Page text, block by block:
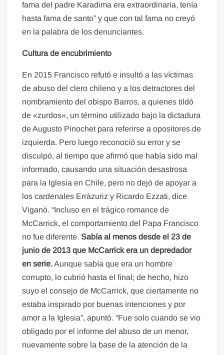
fama del padre Karadima era extraordinaria, tenía
hasta fama de santo” y que con tal fama no creyó
en la palabra de los denunciantes.
Cultura de encubrimiento
En 2015 Francisco refutó e insultó a las víctimas
de abuso del clero chileno y a los detractores del
nombramiento del obispo Barros, a quienes tildó
de «zurdos», un término utilizado bajo la dictadura
de Augusto Pinochet para referirse a opositores de
izquierda. Pero luego reconoció su error y se
disculpó, al tiempo que afirmó que había sido mal
informado, causando una situación desastrosa
para la Iglesia en Chile, pero no dejó de apoyar a
los cardenales Errázuriz y Ricardo Ezzati, dice
Viganò. “Incluso en el trágico romance de
McCarrick, el comportamiento del Papa Francisco
no fue diferente. Sabía al menos desde el 23 de
junio de 2013 que McCarrick era un depredador
en serie.Aunque sabía que era un hombre
corrupto, lo cubrió hasta el final; de hecho, hizo
suyo el consejo de McCarrick, que ciertamente no
estaba inspirado por buenas intenciones y por
amor a la Iglesia”, apuntó. “Fue solo cuando se vio
obligado por el informe del abuso de un menor,
nuevamente sobre la base de la atención de la